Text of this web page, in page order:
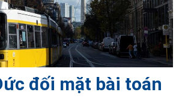
đối mặt bài toán